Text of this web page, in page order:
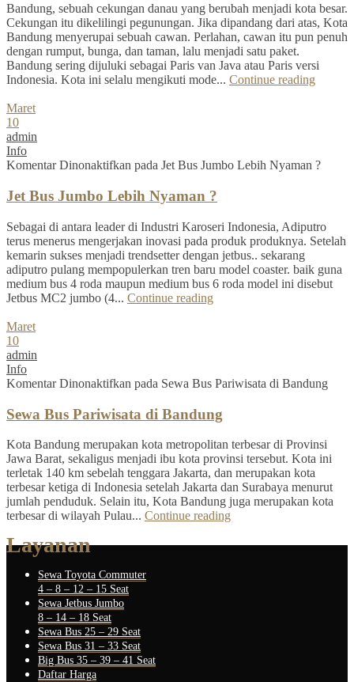
Bandung, sebuah cekungan danau yang berubah menjadi kota besar.
Cekungan itu dikelilingi pegunungan. Jika dipandang dari atas, Kota
Bandung menyerupai sebuah cawan. Perlahan, cawan itu pun penuh
dengan rumput, bunga, dan taman, lalu menjadi satu paket.
Bandung sering dijuluki sebagai Paris van Java atau Paris versi
Indonesia. Kota ini selalu mengikuti mode... Continue reading
Maret
10
admin
Info
Komentar Dinonaktifkan pada Jet Bus Jumbo Lebih Nyaman ?
Jet Bus Jumbo Lebih Nyaman ?
Sebagai di antara leader di Industri Karoseri Indonesia, Adiputro
terus menerus mengerjakan inovasi pada produk produknya. Setelah
kemarin sukses menjadi trendsetter dengan jetbus.. sekarang
adiputro pulang mempopulerkan tren baru model coaster. baik guna
medium bus 4 roda maupun medium bus 6 roda model ini disebut
Jetbus MC2 jumbo (4... Continue reading
Maret
10
admin
Info
Komentar Dinonaktifkan pada Sewa Bus Pariwisata di Bandung
Sewa Bus Pariwisata di Bandung
Kota Bandung merupakan kota metropolitan terbesar di Provinsi
Jawa Barat, sekaligus menjadi ibu kota provinsi tersebut. Kota ini
terletak 140 km sebelah tenggara Jakarta, dan merupakan kota
terbesar ketiga di Indonesia setelah Jakarta dan Surabaya menurut
jumlah penduduk. Selain itu, Kota Bandung juga merupakan kota
terbesar di wilayah Pulau... Continue reading
Layanan
Sewa Toyota Commuter
4 – 8 – 12 – 15 Seat
Sewa Jetbus Jumbo
8 – 14 – 18 Seat
Sewa Bus 25 – 29 Seat
Sewa Bus 31 – 33 Seat
Big Bus 35 – 39 – 41 Seat
Daftar Harga